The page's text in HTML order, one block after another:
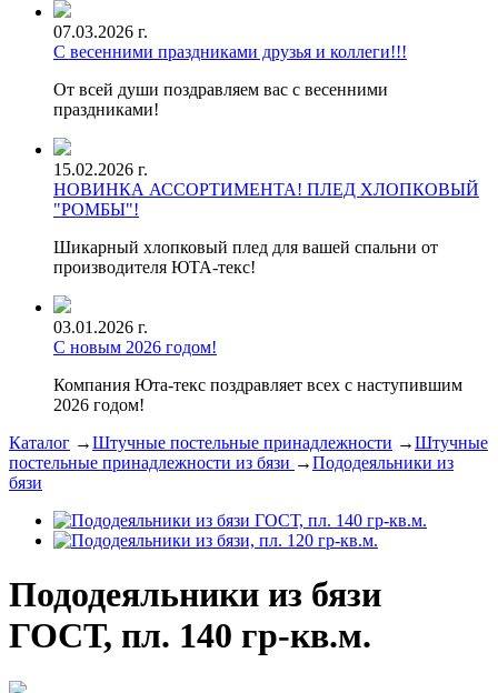
07.03.2026 г.
С весенними праздниками друзья и коллеги!!!
От всей души поздравляем вас с весенними
праздниками!
15.02.2026 г.
НОВИНКА АССОРТИМЕНТА! ПЛЕД ХЛОПКОВЫЙ
"РОМБЫ"!
Шикарный хлопковый плед для вашей спальни от
производителя ЮТА-текс!
03.01.2026 г.
С новым 2026 годом!
Компания Юта-текс поздравляет всех с наступившим
2026 годом!
Каталог →Штучные постельные принадлежности →Штучные
постельные принадлежности из бязи →Пододеяльники из
бязи
Пододеяльники из бязи
ГОСТ, пл. 140 гр-кв.м.